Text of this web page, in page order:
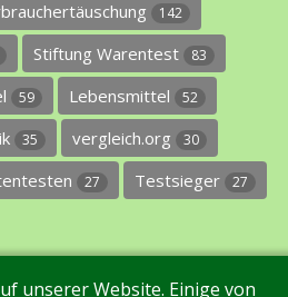
142
Stiftung Warentest 83
59 Lebensmittel 52
35 vergleich.org 30
27 Testsieger 27
unserer Website. Einige von